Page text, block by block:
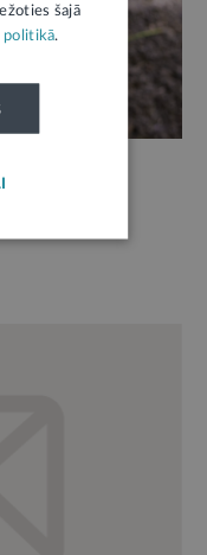
arī
šajā
politikā.